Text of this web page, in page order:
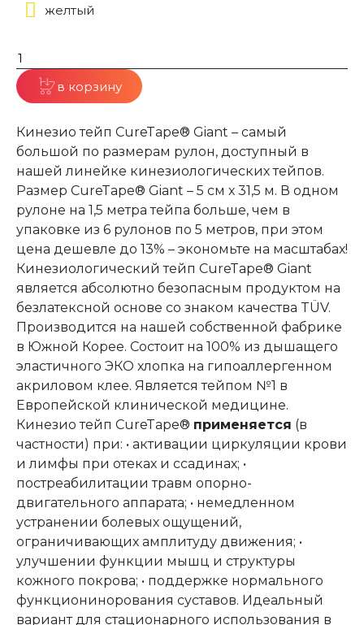
желтый
в корзину
Кинезио тейп CureTape® Giant – самый
большой по размерам рулон, доступный в
нашей линейке кинезиологических тейпов.
Размер CureTape® Giant – 5 см х 31,5 м. В одном
рулоне на 1,5 метра тейпа больше, чем в
упаковке из 6 рулонов по 5 метров, при этом
цена дешевле до 13% – экономьте на масштабах!
Кинезиологический тейп CureTape® Giant
является абсолютно безопасным продуктом на
безлатексной основе со знаком качества TÜV.
Производится на нашей собственной фабрике
в Южной Корее. Состоит на 100% из дышащего
эластичного ЭКО хлопка на гипоаллергенном
акриловом клее. Является тейпом №1 в
Европейской клинической медицине.
Кинезио тейп CureTape® применяется (в
частности) при: • активации циркуляции крови
и лимфы при отеках и ссадинах; •
постреабилитации травм опорно-
двигательного аппарата; • немедленном
устранении болевых ощущений,
ограничивающих амплитуду движения; •
улучшении функции мышц и структуры
кожного покрова; • поддержке нормального
функционинорования суставов. Идеальный
вариант для стационарного использования в